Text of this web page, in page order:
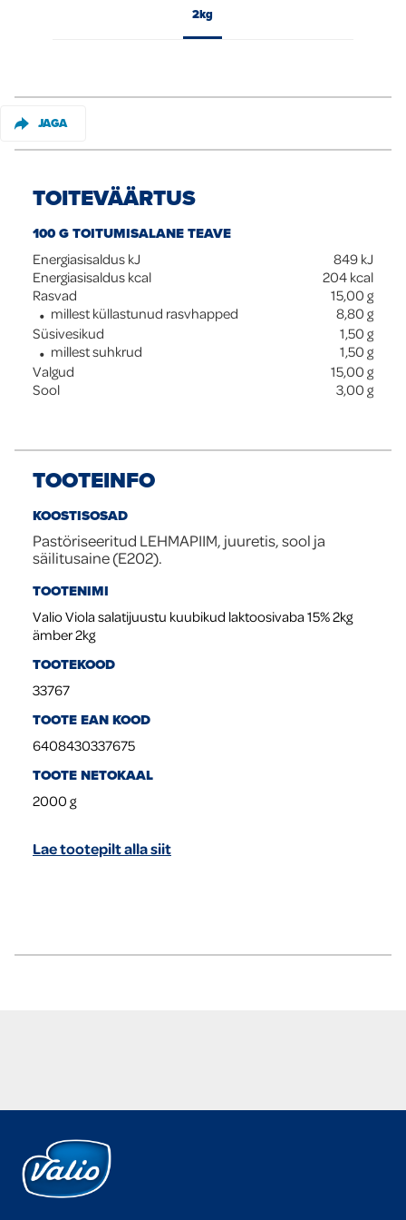
2kg
JAGA
TOITEVÄÄRTUS
100 G TOITUMISALANE TEAVE
Energiasisaldus kJ 849 kJ
Energiasisaldus kcal
204 kcal
Rasvad
15,00 g
millest küllastunud rasvhapped
8,80 g
Süsivesikud
1,50 g
millest suhkrud
1,50 g
Valgud
15,00 g
Sool
3,00 g
TOOTEINFO
KOOSTISOSAD
Pastöriseeritud LEHMAPIIM, juuretis, sool ja
säilitusaine (E202).
TOOTENIMI
Valio Viola salatijuustu kuubikud laktoosivaba 15% 2kg
ämber 2kg
TOOTEKOOD
33767
TOOTE EAN KOOD
6408430337675
TOOTE NETOKAAL
2000 g
Lae tootepilt alla siit